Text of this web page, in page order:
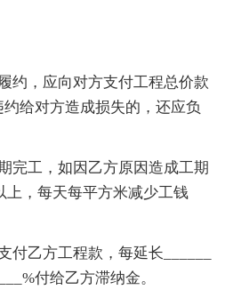
约，应向对方支付工程总价款
约给对方造成损失的，还应负
完工，如因乙方原因造成工期
上，每天每平方米减少工钱
付乙方工程款，每延长______
付给乙方滞纳金。